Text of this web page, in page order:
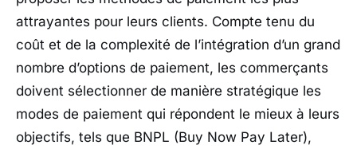
attrayantes pour leurs clients. Compte tenu du
coût et de la complexité de l’intégration d’un grand
nombre d’options de paiement, les commerçants
doivent sélectionner de manière stratégique les
modes de paiement qui répondent le mieux à leurs
objectifs, tels que BNPL (Buy Now Pay Later),